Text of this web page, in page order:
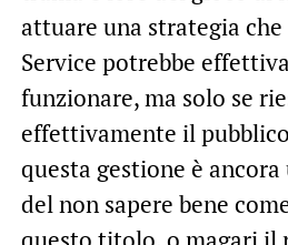
attuare una strategia che
Service potrebbe
funzionare, ma solo se
effettivamente il
questa gestione è
del non sapere bene